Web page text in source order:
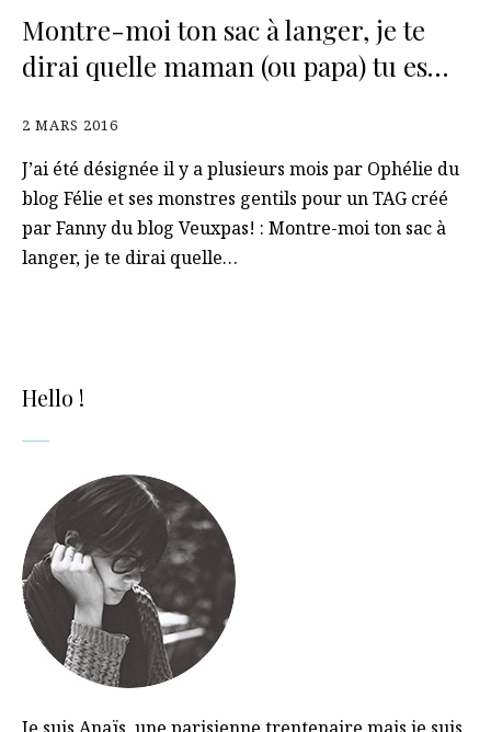
Montre-moi ton sac à langer, je te
dirai quelle maman (ou papa) tu es…
2 MARS 2016
J’ai été désignée il y a plusieurs mois par Ophélie du
blog Félie et ses monstres gentils pour un TAG créé
par Fanny du blog Veuxpas! : Montre-moi ton sac à
langer, je te dirai quelle…
Hello !